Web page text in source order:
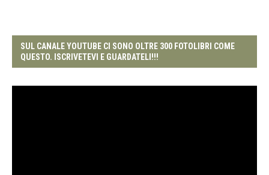
SUL CANALE YOUTUBE CI SONO OLTRE 300 FOTOLIBRI COME
QUESTO. ISCRIVETEVI E GUARDATELI!!!